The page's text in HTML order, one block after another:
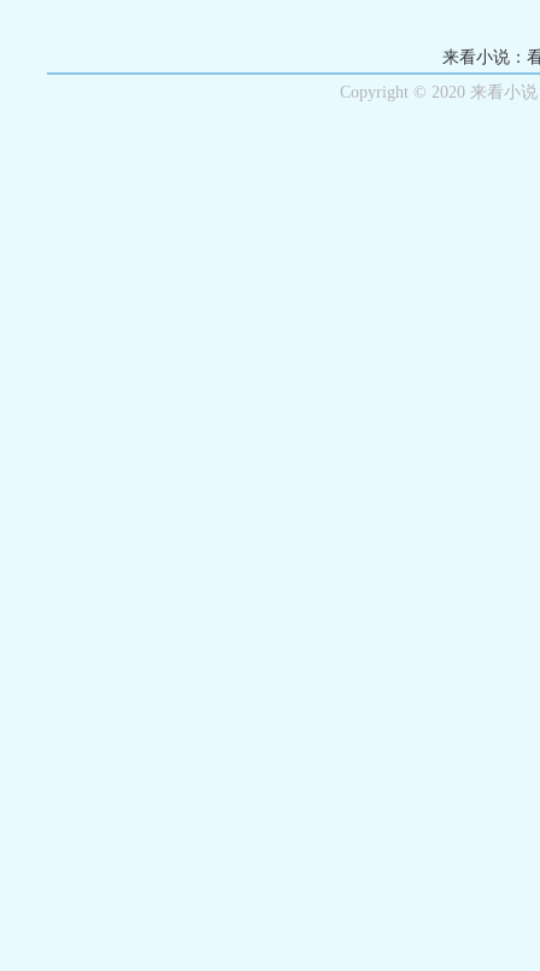
来看小说：
Copyright © 2020 来看小说